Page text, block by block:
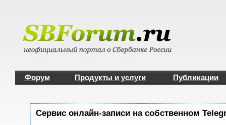
Форум Продукты и услуги Публикации
Сервис онлайн-записи на собственном